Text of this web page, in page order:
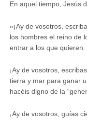
En aquel tiempo, Jesús
«¡Ay de vosotros,
los hombres el reino de
entrar a los que quieren.
¡Ay de vosotros,
tierra y mar para ganar
hacéis digno de la
¡Ay de vosotros, guías